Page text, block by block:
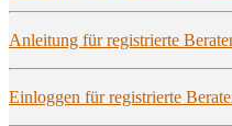
Anlei­tung für regis­trier­te
Ein­log­gen für regis­trier­te